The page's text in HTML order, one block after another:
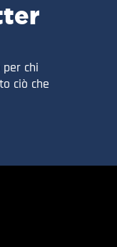
chi
ciò che